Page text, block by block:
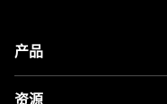
产品
资源